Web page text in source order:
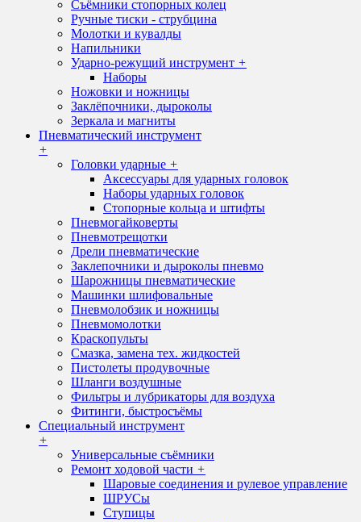
Съёмники стопорных колец
Ручные тиски - струбцина
Молотки и кувалды
Напильники
Ударно-режущий инструмент +
Наборы
Ножовки и ножницы
Заклёпочники, дыроколы
Зеркала и магниты
Пневматический инструмент
+
Головки ударные +
Аксессуары для ударных головок
Наборы ударных головок
Стопорные кольца и штифты
Пневмогайковерты
Пневмотрещотки
Дрели пневматические
Заклепочники и дыроколы пневмо
Шарожницы пневматические
Машинки шлифовальные
Пневмолобзик и ножницы
Пневмомолотки
Краскопульты
Смазка, замена тех. жидкостей
Пистолеты продувочные
Шланги воздушные
Фильтры и лубрикаторы для воздуха
Фитинги, быстросъёмы
Специальный инструмент
+
Универсальные съёмники
Ремонт ходовой части +
Шаровые соединения и рулевое управление
ШРУСы
Ступицы